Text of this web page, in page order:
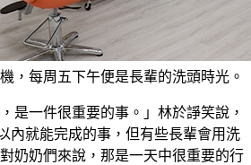
，每周五下午便是長輩的洗頭時光。
是一件很重要的事。」林於諍笑說，
內就能完成的事，但有些長輩會用洗
奶奶們來說，那是一天中很重要的行